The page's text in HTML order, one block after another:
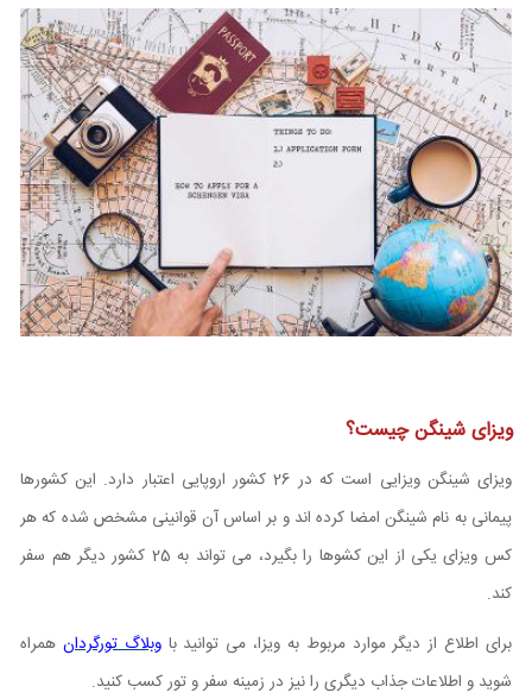
ویزای شینگن چیست؟
ویزای شینگن ویزایی است که در 26 کشور اروپایی اعتبار دارد. این کشورها
پیمانی به نام شینگن امضا کرده اند و بر اساس آن قوانینی مشخص شده که هر
کس ویزای یکی از این کشوها را بگیرد، می تواند به 25 کشور دیگر هم سفر
کند.
برای اطلاع از دیگر موارد مربوط به ویزا، می توانید باوبلاگ تورگردان همراه
شوید و اطلاعات جذاب دیگری را نیز در زمینه سفر و تور کسب کنید.